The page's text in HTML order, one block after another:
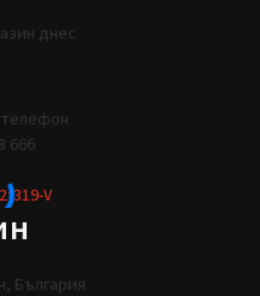
днес
666
България